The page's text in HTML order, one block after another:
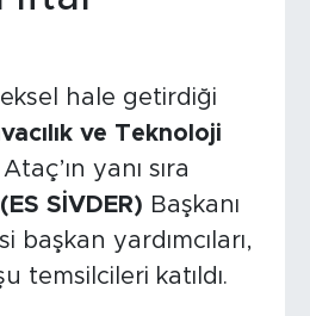
hale getirdiği
ve Teknoloji
yanı sıra
SİVDER) Başkanı
yardımcıları,
temsilcileri katıldı.